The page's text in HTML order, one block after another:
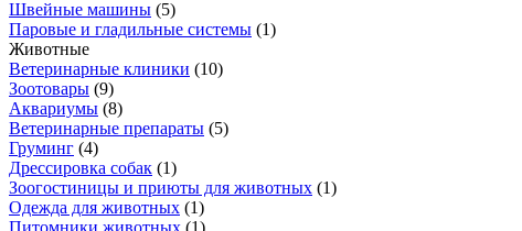
Швейные машины (5)
Паровые и гладильные системы (1)
Животные
Ветеринарные клиники (10)
Зоотовары (9)
Аквариумы (8)
Ветеринарные препараты (5)
Груминг (4)
Дрессировка собак (1)
Зоогостиницы и приюты для животных (1)
Одежда для животных (1)